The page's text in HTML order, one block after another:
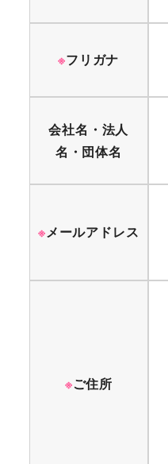
※フリガナ
会社名・法人
名・団体名
※メールアドレス
※ご住所